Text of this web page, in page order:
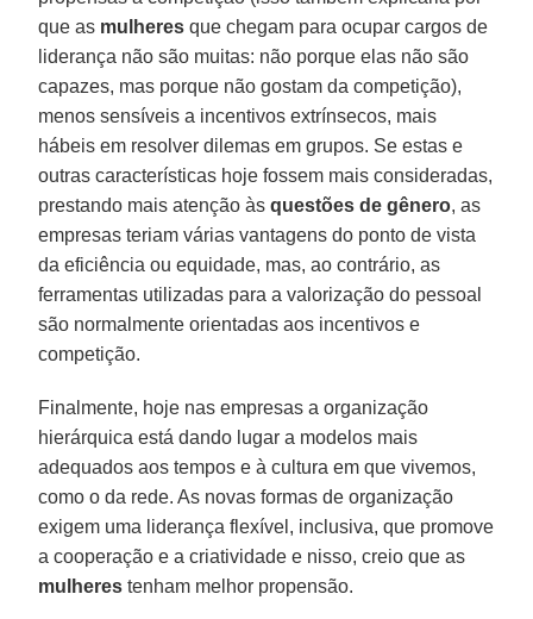
que as mulheres que chegam para ocupar cargos de
liderança não são muitas: não porque elas não são
capazes, mas porque não gostam da competição),
menos sensíveis a incentivos extrínsecos, mais
hábeis em resolver dilemas em grupos. Se estas e
outras características hoje fossem mais consideradas,
prestando mais atenção às questões de gênero, as
empresas teriam várias vantagens do ponto de vista
da eficiência ou equidade, mas, ao contrário, as
ferramentas utilizadas para a valorização do pessoal
são normalmente orientadas aos incentivos e
competição.
Finalmente, hoje nas empresas a organização
hierárquica está dando lugar a modelos mais
adequados aos tempos e à cultura em que vivemos,
como o da rede. As novas formas de organização
exigem uma liderança flexível, inclusiva, que promove
a cooperação e a criatividade e nisso, creio que as
mulheres tenham melhor propensão.